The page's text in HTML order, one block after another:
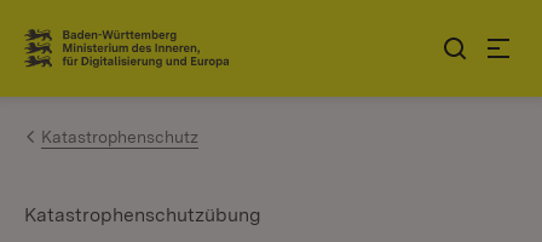
Zum Inhalt springen
Link zur Startseite
Katastrophenschutz
Katastrophenschutzübung